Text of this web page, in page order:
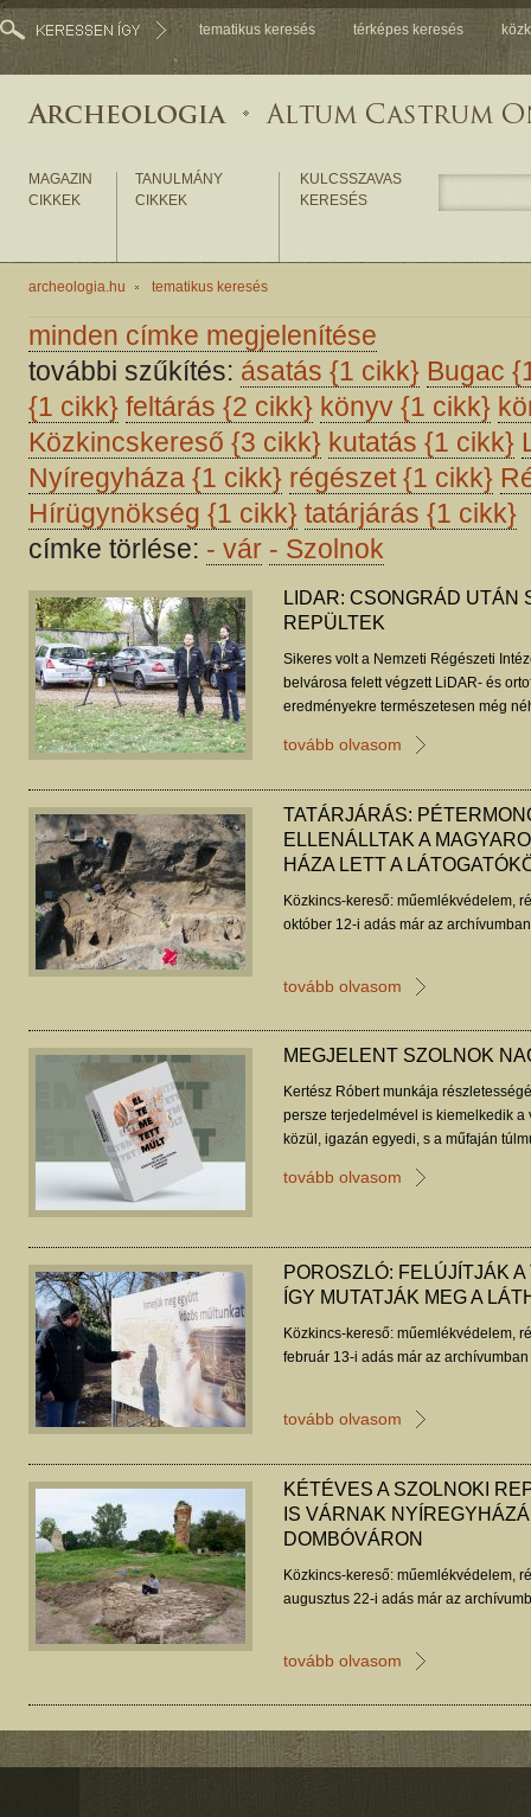
tematikus keresés térképes keresés
MAGAZIN
CIKKEK
TANULMÁNY
CIKKEK
KULCSSZAVAS
KERESÉS
archeologia.hu tematikus keresés
minden címke megjelenítése
további szűkítés: ásatás {1 cikk} Bugac
{1 cikk} feltárás {2 cikk} könyv {1 cikk}
Közkincskereső {3 cikk} kutatás {1 cikk}
Nyíregyháza {1 cikk} régészet{1 cikk}
Hírügynökség {1 cikk} tatárjárás {1 cikk}
címke törlése: - vár - Szolnok
LIDAR: CSONGRÁD UTÁN
REPÜLTEK
Sikeres volt a Nemzeti Régészeti
belvárosa felett végzett LiDAR- és
eredményekre természetesen még
tovább olvasom
TATÁRJÁRÁS:
ELLENÁLLTAK A
HÁZA LETT A
Közkincs-kereső: műemlékvédelem,
október 12-i adás már az
tovább olvasom
MEGJELENT SZOLNOK
Kertész Róbert munkája
persze terjedelmével is kiemelkedik
közül, igazán egyedi, s a műfaján
tovább olvasom
POROSZLÓ: FELÚJÍTJÁK
ÍGY MUTATJÁK MEG A
Közkincs-kereső: műemlékvédelem,
február 13-i adás már az
tovább olvasom
KÉTÉVES A SZOLNOKI
IS VÁRNAK
DOMBÓVÁRON
Közkincs-kereső: műemlékvédelem,
augusztus 22-i adás már az
tovább olvasom